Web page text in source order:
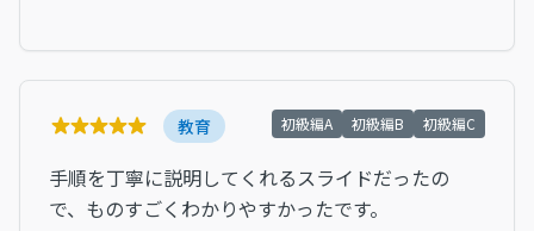
教育 初級編A 初級編B 初級編C
手順を丁寧に説明してくれるスライドだったの
で、ものすごくわかりやすかったです。